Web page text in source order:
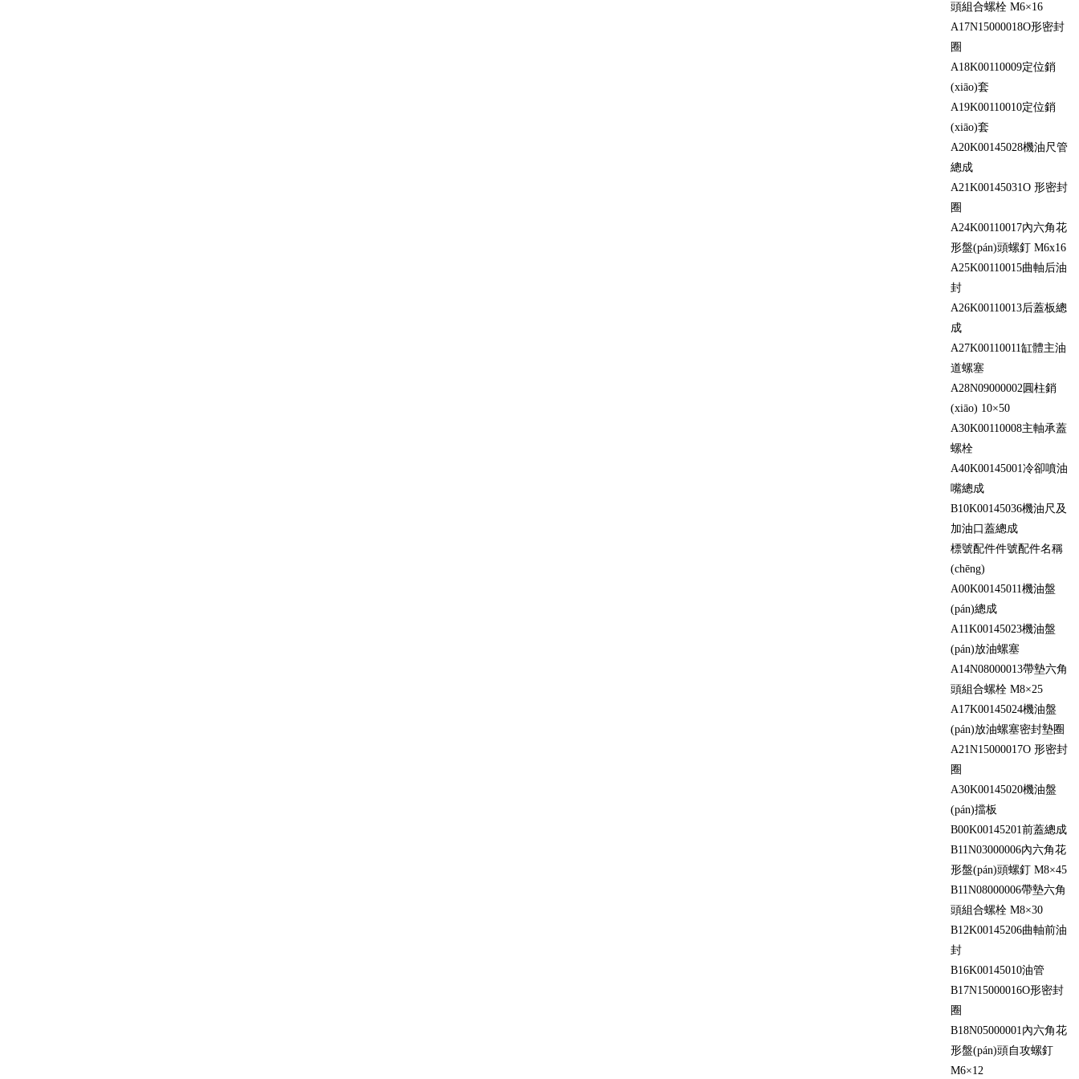
頭組合螺栓 M6×16
A17N15000018O形密封
圈
A18K00110009定位銷
(xiāo)套
A19K00110010定位銷
(xiāo)套
A20K00145028機油尺管
總成
A21K00145031O 形密封
圈
A24K00110017內六角花
形盤(pán)頭螺釘 M6x16
A25K00110015曲軸后油
封
A26K00110013后蓋板總
成
A27K00110011缸體主油
道螺塞
A28N09000002圓柱銷
(xiāo) 10×50
A30K00110008主軸承蓋
螺栓
A40K00145001冷卻噴油
嘴總成
B10K00145036機油尺及
加油口蓋總成
標號配件件號配件名稱
(chēng)
A00K00145011機油盤
(pán)總成
A11K00145023機油盤
(pán)放油螺塞
A14N08000013帶墊六角
頭組合螺栓 M8×25
A17K00145024機油盤
(pán)放油螺塞密封墊圈
A21N15000017O 形密封
圈
A30K00145020機油盤
(pán)擋板
B00K00145201前蓋總成
B11N03000006內六角花
形盤(pán)頭螺釘 M8×45
B11N08000006帶墊六角
頭組合螺栓 M8×30
B12K00145206曲軸前油
封
B16K00145010油管
B17N15000016O形密封
圈
B18N05000001內六角花
形盤(pán)頭自攻螺釘
M6×12